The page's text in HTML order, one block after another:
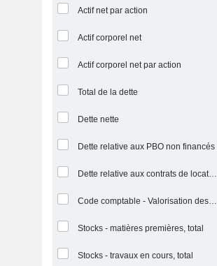
Actif net par action
Actif corporel net
Actif corporel net par action
Total de la dette
Dette nette
Dette relative aux PBO non financés
Dette relative aux contrats de location
Code comptable - Valorisation des stocks
Stocks - matières premières, total
Stocks - travaux en cours, total